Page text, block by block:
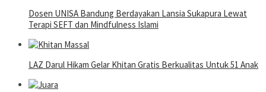
Dosen UNISA Bandung Berdayakan Lansia Sukapura Lewat
Terapi SEFT dan Mindfulness Islami
LAZ Darul Hikam Gelar Khitan Gratis Berkualitas Untuk 51 Anak